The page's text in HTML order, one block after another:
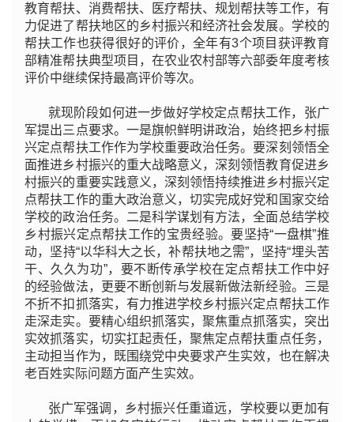
教育帮扶、消费帮扶、医疗帮扶、规划帮扶等工作，有
力促进了帮扶地区的乡村振兴和经济社会发展。学校的
帮扶工作也获得很好的评价，全年有3个项目获评教育
部精准帮扶典型项目，在农业农村部等六部委年度考核
评价中继续保持最高评价等次。
就现阶段如何进一步做好学校定点帮扶工作，张广
军提出三点要求。一是旗帜鲜明讲政治，始终把乡村振
兴定点帮扶工作作为学校重要政治任务。要深刻领悟全
面推进乡村振兴的重大战略意义，深刻领悟教育促进乡
村振兴的重要实践意义，深刻领悟持续推进 乡村振兴定
点帮扶工作的重大政治意义，切实完成好党和国家交给
学校的政治任务。二是科学谋划有方法，全面总结学校
乡村振兴定点帮扶工作的宝贵经验。要坚持“一盘棋”推
动，坚持“以华科大之长，补帮扶地之需”，坚持“埋头苦
干、久久为功”，要不断传承学校在定点帮扶工作中好
的经验做法，更要不断创新与发展新做法新经验。三是
不折不扣抓落实，有力推进学校乡村振兴定点帮扶工作
走深走实。要精心组织抓落实，聚焦重点抓落实，突出
实效抓落实，切实扛起责任，聚焦定点帮扶重点任务，
主动担当作为，既围绕党中央要求产生实效，也在解决
老百姓实际问题方面产生实效。
张广军强调，
乡村振兴任重道远，学校要以更加有